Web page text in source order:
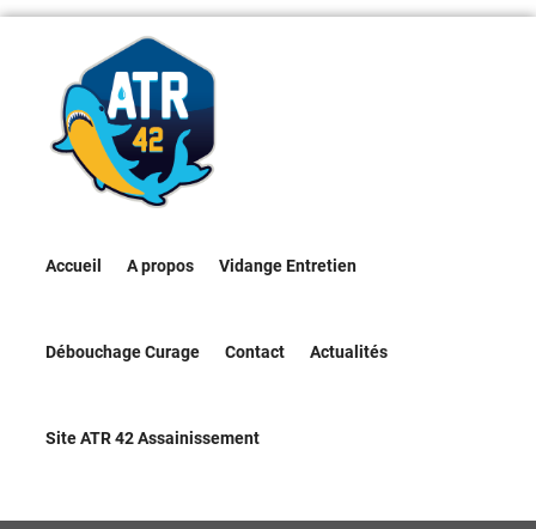
Accueil A propos Vidange Entretien
Débouchage Curage Contact Actualités
Site ATR 42 Assainissement